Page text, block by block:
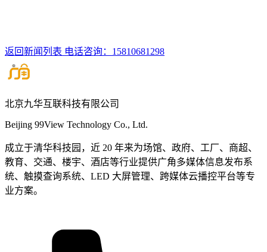
返回新闻列表 电话咨询：15810681298
北京九华互联科技有限公司
Beijing 99View Technology Co., Ltd.
成立于清华科技园，近 20 年来为场馆、政府、工厂、商超、
教育、交通、楼宇、酒店等行业提供广角多媒体信息发布系
统、触摸查询系统、LED 大屏管理、跨媒体云播控平台等专
业方案。